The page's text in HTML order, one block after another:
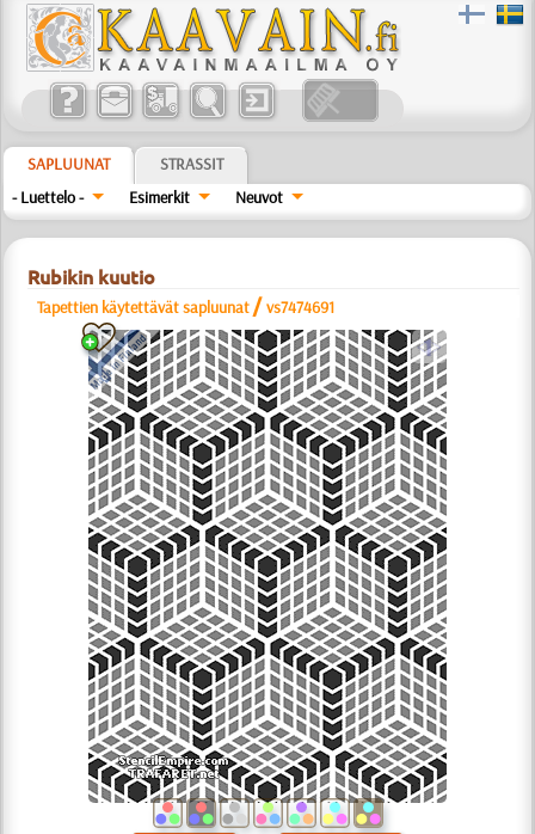
SAPLUUNAT
STRASSIT
- Luettelo -
Esimerkit Neuvot
Rubikin kuutio
Tapettien käytettävät sapluunat /vs7474691
a